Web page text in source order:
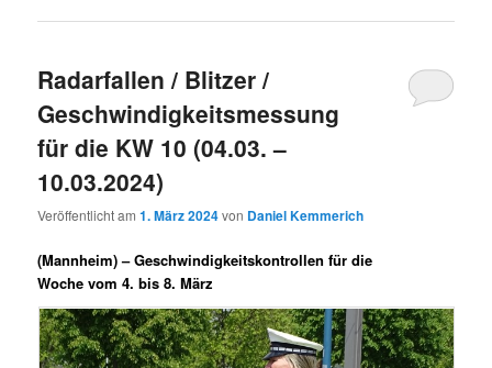
Radarfallen / Blitzer /
Geschwindigkeitsmessung
für die KW 10 (04.03. –
10.03.2024)
Veröffentlicht am1. März 2024von Daniel Kemmerich
(Mannheim) –Geschwindigkeitskontrollen für die
Woche vom 4. bis 8. März